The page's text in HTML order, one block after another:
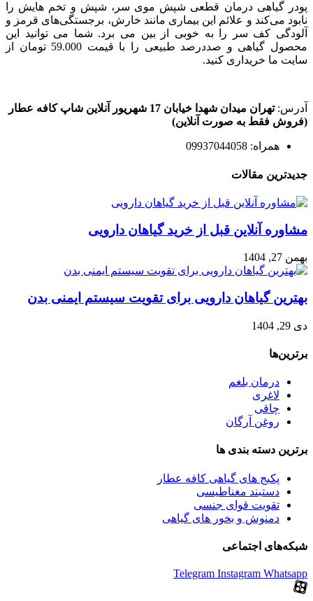
پودر گیاهی درمان قطعی شپش موی سر، شپش و تخم هایش را
نابود می‌کند و علائم این بیماری مانند خارش، برجستگی‌های قرمز و
آلودگی کف سر را به خوبی از بین می برد. شما می توانید این
محصول گیاهی و صددرصد طبیعی را با قیمت 59.000 تومان از
سایت ما خریداری کنید.
آدرس:تهران میدان شهدا خیابان 17 شهریور آنلاین شاپ کافه عطار
(فروش فقط به صورت آنلاین)
همراه: 09937044058
جدیدترین مقالات
مشاوره آنلاین قبل از خرید گیاهان دارویی
بهمن 27, 1404
بهترین گیاهان دارویی برای تقویت سیستم ایمنی بدن
دی 29, 1404
برترین‌ها
درمان بلغم
لاغری
چاقی
روغن آرگان
برترین‌ دسته بندی ها
پکیج های گیاهی کافه عطار
دستبند مغناطیسی
تقویت قوای جنسی
دمنوش و بخور های گیاهی
شبکه‌های اجتماعی
Telegram Instagram Whatsapp